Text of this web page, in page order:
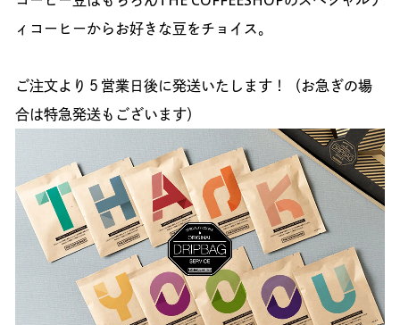
ィコーヒーからお好きな豆をチョイス。
ご注文より５営業日後に発送いたします！（お急ぎの場
合は特急発送もございます）